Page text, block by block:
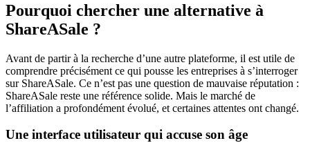
Pourquoi chercher une alternative à
ShareASale ?
Avant de partir à la recherche d’une autre plateforme, il est utile de
comprendre précisément ce qui pousse les entreprises à s’interroger
sur ShareASale. Ce n’est pas une question de mauvaise réputation :
ShareASale reste une référence solide. Mais le marché de
l’affiliation a profondément évolué, et certaines attentes ont changé.
Une interface utilisateur qui accuse son âge